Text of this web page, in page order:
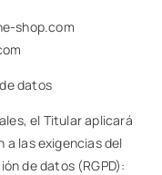
shop.com
datos
el Titular aplicará
a las exigencias del
de datos (RGPD):